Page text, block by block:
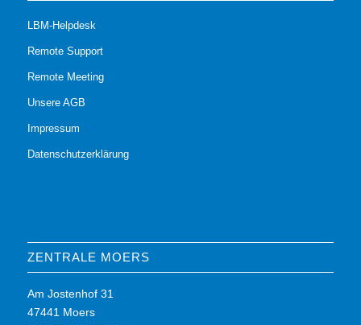
LBM-Helpdesk
Remote Support
Remote Meeting
Unsere AGB
Impressum
Datenschutzerklärung
ZENTRALE MOERS
Am Jostenhof 31
47441 Moers